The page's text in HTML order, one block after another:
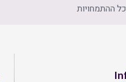
כל ההתמחויות